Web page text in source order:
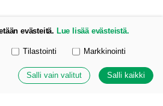
evästeitä. Lue lisää evästeistä.
Tilastointi Markkinointi
Salli vain valitut Salli kaikki